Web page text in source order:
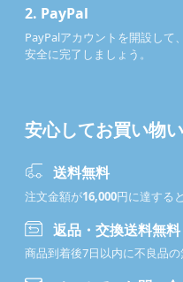
2. PayPal
PayPalアカウントを開設して
安全に完了しましょう。
安心してお買い物
送料無料
注文金額が16,000円に達する
返品・交換送料無料
商品到着後7日以内に不良品の